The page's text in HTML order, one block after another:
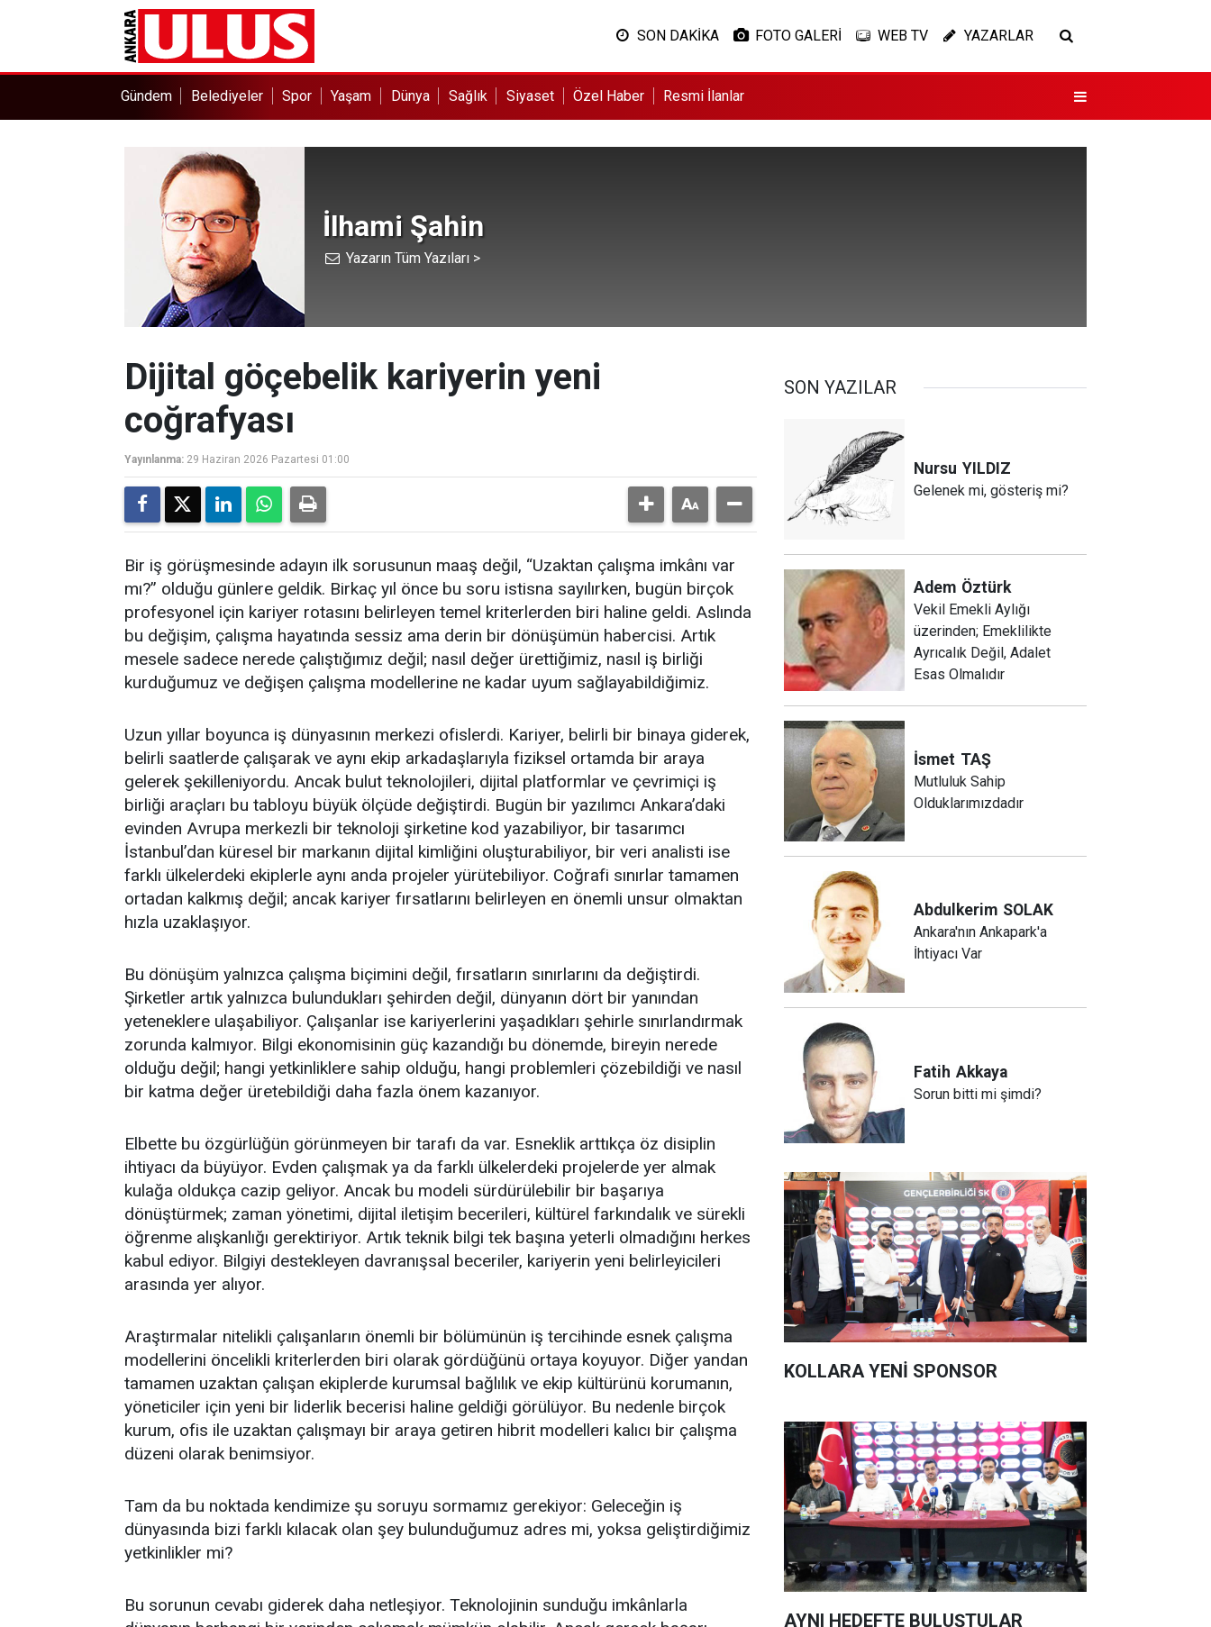
SON DAKİKA FOTO GALERİ WEB TV YAZARLAR
Gündem Belediyeler Spor Yaşam Dünya Sağlık Siyaset Özel Haber Resmi İlanlar
İlhami Şahin
Yazarın Tüm Yazıları >
Dijital göçebelik kariyerin yeni
coğrafyası
Yayınlanma: 29 Haziran 2026 Pazartesi 01:00
Bir iş görüşmesinde adayın ilk sorusunun maaş değil, “Uzaktan çalışma imkânı var
mı?” olduğu günlere geldik. Birkaç yıl önce bu soru istisna sayılırken, bugün birçok
profesyonel için kariyer rotasını belirleyen temel kriterlerden biri haline geldi. Aslında
bu değişim, çalışma hayatında sessiz ama derin bir dönüşümün habercisi. Artık
mesele sadece nerede çalıştığımız değil; nasıl değer ürettiğimiz, nasıl iş birliği
kurduğumuz ve değişen çalışma modellerine ne kadar uyum sağlayabildiğimiz.
Uzun yıllar boyunca iş dünyasının merkezi ofislerdi. Kariyer, belirli bir binaya giderek,
belirli saatlerde çalışarak ve aynı ekip arkadaşlarıyla fiziksel ortamda bir araya
gelerek şekilleniyordu. Ancak bulut teknolojileri, dijital platformlar ve çevrimiçi iş
birliği araçları bu tabloyu büyük ölçüde değiştirdi. Bugün bir yazılımcı Ankara’daki
evinden Avrupa merkezli bir teknoloji şirketine kod yazabiliyor, bir tasarımcı
İstanbul’dan küresel bir markanın dijital kimliğini oluşturabiliyor, bir veri analisti ise
farklı ülkelerdeki ekiplerle aynı anda projeler yürütebiliyor. Coğrafi sınırlar tamamen
ortadan kalkmış değil; ancak kariyer fırsatlarını belirleyen en önemli unsur olmaktan
hızla uzaklaşıyor.
Bu dönüşüm yalnızca çalışma biçimini değil, fırsatların sınırlarını da değiştirdi.
Şirketler artık yalnızca bulundukları şehirden değil, dünyanın dört bir yanından
yeteneklere ulaşabiliyor. Çalışanlar ise kariyerlerini yaşadıkları şehirle sınırlandırmak
zorunda kalmıyor. Bilgi ekonomisinin güç kazandığı bu dönemde, bireyin nerede
olduğu değil; hangi yetkinliklere sahip olduğu, hangi problemleri çözebildiği ve nasıl
bir katma değer üretebildiği daha fazla önem kazanıyor.
Elbette bu özgürlüğün görünmeyen bir tarafı da var. Esneklik arttıkça öz disiplin
ihtiyacı da büyüyor. Evden çalışmak ya da farklı ülkelerdeki projelerde yer almak
kulağa oldukça cazip geliyor. Ancak bu modeli sürdürülebilir bir başarıya
dönüştürmek; zaman yönetimi, dijital iletişim becerileri, kültürel farkındalık ve sürekli
öğrenme alışkanlığı gerektiriyor. Artık teknik bilgi tek başına yeterli olmadığını herkes
kabul ediyor. Bilgiyi destekleyen davranışsal beceriler, kariyerin yeni belirleyicileri
arasında yer alıyor.
Araştırmalar nitelikli çalışanların önemli bir bölümünün iş tercihinde esnek çalışma
modellerini öncelikli kriterlerden biri olarak gördüğünü ortaya koyuyor. Diğer yandan
tamamen uzaktan çalışan ekiplerde kurumsal bağlılık ve ekip kültürünü korumanın,
yöneticiler için yeni bir liderlik becerisi haline geldiği görülüyor. Bu nedenle birçok
kurum, ofis ile uzaktan çalışmayı bir araya getiren hibrit modelleri kalıcı bir çalışma
düzeni olarak benimsiyor.
Tam da bu noktada kendimize şu soruyu sormamız gerekiyor: Geleceğin iş
dünyasında bizi farklı kılacak olan şey bulunduğumuz adres mi, yoksa geliştirdiğimiz
yetkinlikler mi?
Bu sorunun cevabı giderek daha netleşiyor. Teknolojinin sunduğu imkânlarla
SON YAZILAR
Nursu YILDIZ
Gelenek mi, gösteriş mi?
Adem Öztürk
Vekil Emekli Aylığı
üzerinden; Emeklilikte
Ayrıcalık Değil, Adalet
Esas Olmalıdır
İsmet TAŞ
Mutluluk Sahip
Olduklarımızdadır
Abdulkerim SOLAK
Ankara'nın Ankapark'a
İhtiyacı Var
Fatih Akkaya
Sorun bitti mi şimdi?
KOLLARA YENİ SPONSOR
AYNI HEDEFTE BULUŞTULAR